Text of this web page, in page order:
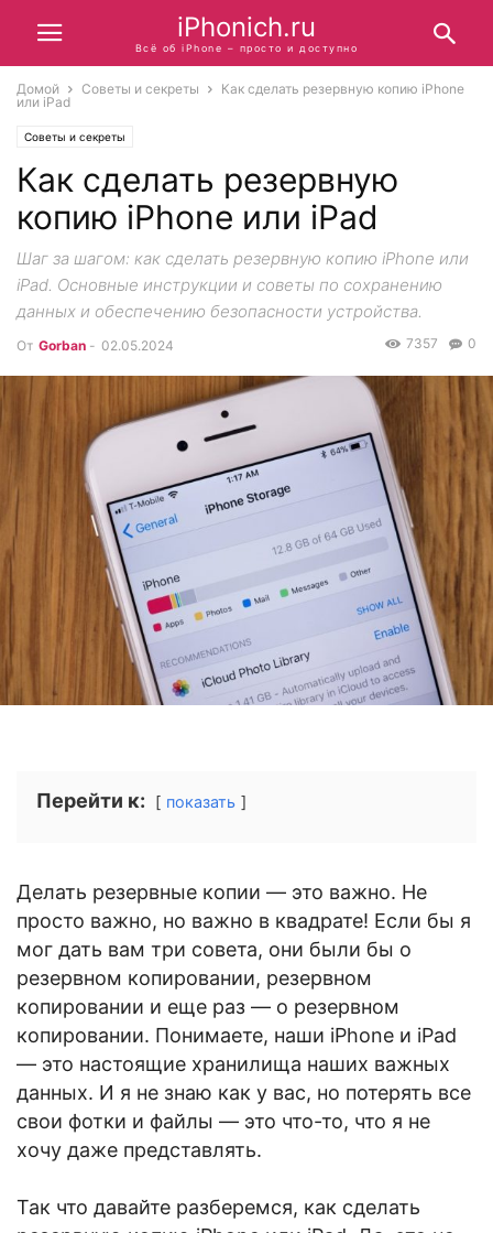
iPhonich.ru
Всё об iPhone – просто и доступно
Домой Советы и секреты
Как сделать резервную копию iPhone
или iPad
Советы и секреты
Как сделать резервную
копию iPhone или iPad
Шаг за шагом: как сделать резервную копию iPhone или
iPad. Основные инструкции и советы по сохранению
данных и обеспечению безопасности устройства.
От Gorban - 02.05.2024 0
7357
Перейти к: показать
Делать резервные копии — это важно. Не
просто важно, но важно в квадрате! Если бы я
мог дать вам три совета, они были бы о
резервном копировании, резервном
копировании и еще раз — о резервном
копировании. Понимаете, наши iPhone и iPad
— это настоящие хранилища наших важных
данных. И я не знаю как у вас, но потерять все
свои фотки и файлы — это что-то, что я не
хочу даже представлять.
Так что давайте разберемся, как сделать